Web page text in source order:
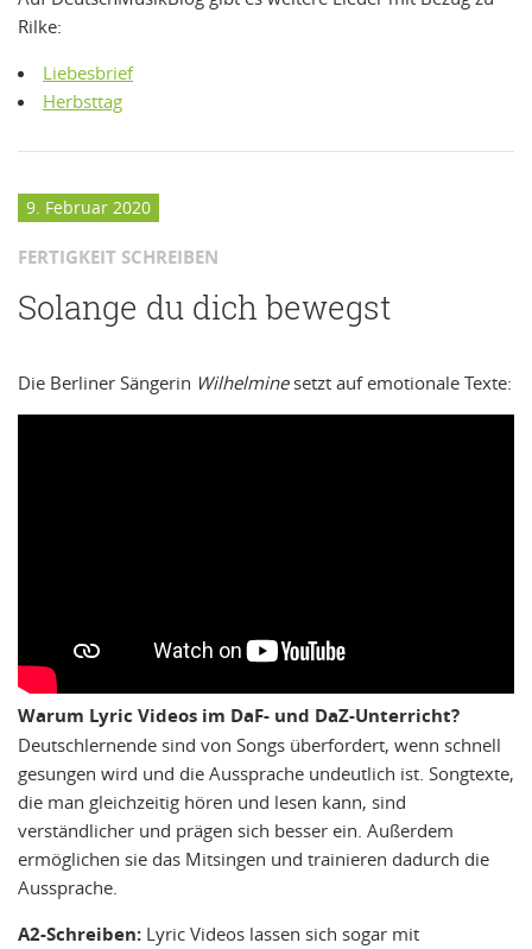
Rilke:
Liebesbrief
Herbsttag
9. Februar 2020
FERTIGKEIT SCHREIBEN
Solange du dich bewegst
Die Berliner Sängerin Wilhelminesetzt auf emotionale Texte:
Warum Lyric Videos im DaF- und DaZ-Unterricht?
Deutschlernende sind von Songs überfordert, wenn schnell
gesungen wird und die Aussprache undeutlich ist. Songtexte,
die man gleichzeitig hören und lesen kann, sind
verständlicher und prägen sich besser ein. Außerdem
ermöglichen sie das Mitsingen und trainieren dadurch die
Aussprache.
A2-Schreiben: Lyric Videos lassen sich sogar mit